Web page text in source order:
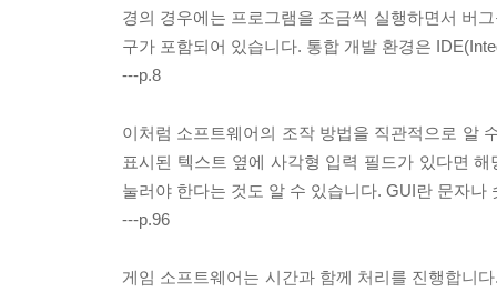
Lesson 9-9 타이틀 화면과 게임 오버 화면 207
Lesson 9-10 블록 낙하 게임 완성 216
COLUMN winsound로 사운드 출력하기 223
Chapter 10 Pygame 사용법 225
Lesson 10-1 Pygame 설치 226
Lesson 10-2 Pygame 시스템 231
Lesson 10-3 Pygame 이미지 그리기 235
Lesson 10-5 Pygame 키 입력 244
경의 경우에는 프로그램을 조금씩 실행하면서 버
구가 포함되어 있습니다. 통합 개발 환경은
---p.8
이처럼 소프트웨어의 조작 방법을 직관적으로 알
표시된 텍스트 옆에 사각형 입력 필드가 있다면
눌러야 한다는 것도 알 수 있습니다. GUI란 문자
---p.96
게임 소프트웨어는 시간과 함께 처리를 진행합니